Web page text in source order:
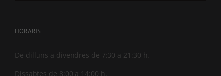
HORARIS
De dilluns a divendres de 7:30 a 21:30 h.
Dissabtes de 8:00 a 14:00 h.